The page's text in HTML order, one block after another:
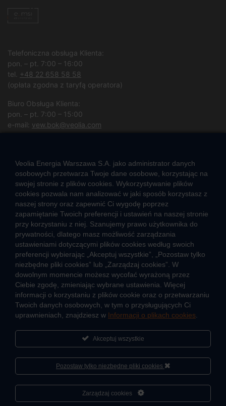
Telefoniczna obsługa Klienta:
pon. – pt. 7:00 – 16:00
tel.
+48 22 658 58 58
(opłata zgodna z taryfą operatora)
Biuro Obsługa Klienta:
pon. – pt. 7:00 – 15:00
e-mail: vew.bok@veolia.com
CIEPŁO SYSTEMOWE
Zalety ciepła systemowego
Pomyśl ciepło o lokatorach – nie wyłączaj węzła!
TARYFY I CENNIKI
Cennik usług zewnętrznych i opłat dodatkowych
Taryfy dla ciepła
JAK POWSTAJE CIEPŁO
Mapa sieci ciepłowniczej
O firmie
Sportowa akademia Veolia
Fundacja Veolia Polska
Polityka prywatności
Veolia Energia Warszawa S.A. jako administrator danych
osobowych przetwarza Twoje dane osobowe, korzystając na
swojej stronie z plików cookies. Wykorzystywanie plików
cookies pozwala nam analizować w jaki sposób korzystasz z
naszej strony oraz zapewnić Ci wygodę poprzez
zapamiętanie Twoich preferencji i ustawień na naszej stronie
przy korzystaniu z niej. Szanujemy prawo użytkownika do
prywatności, dlatego masz możliwość zarządzania
ustawieniami dotyczącymi plików cookies według swoich
preferencji wybierając „Akceptuj wszystkie”, „Pozostaw tylko
niezbędne pliki cookies” lub „Zarządzaj cookies”. W
dowolnym momencie możesz wycofać wyrażoną przez
Ciebie zgodę, zmieniając wybrane ustawienia. Więcej
informacji o korzystaniu z plików cookie oraz o przetwarzaniu
Twoich danych osobowych, w tym o przysługujących Ci
uprawnieniach, znajdziesz w Informacji o plikach cookies
Akceptuj wszystkie
Pozostaw tylko niezbędne pliki cookies
Zarządzaj cookiesCześć, porozmawiaj ze mną